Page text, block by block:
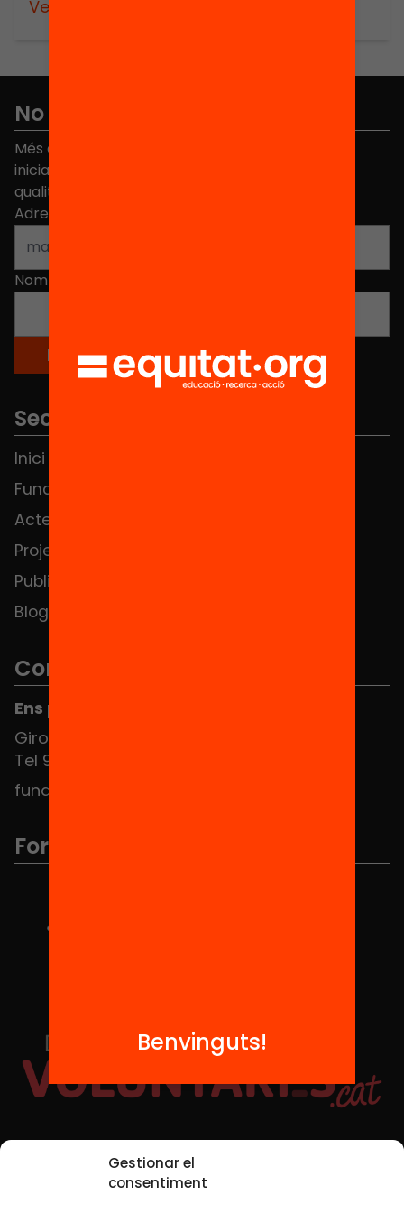
Gestionar el
consentiment
Veure’n més
No et perdis res
Més de 40.000 persones ja han triat Equitat. Rep
iniciatives, propostes i projectes per millorar la
qualitat de l'educació a Catalunya.
Adreça electrònica
Nom
Seccions
Inici
Fundació
Actes
Projectes
Publicacions i vídeos
Blog
Contacte
Ens pots trobar al Hub Social
Girona 34, interior 08010 Barcelona
Tel 934 588 700
fundacio@equitat.org
Formem part de...
Xarxes Socials
Benvinguts!